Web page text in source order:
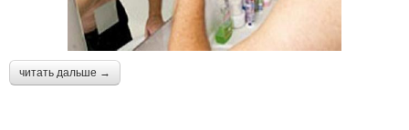
читать дальше →